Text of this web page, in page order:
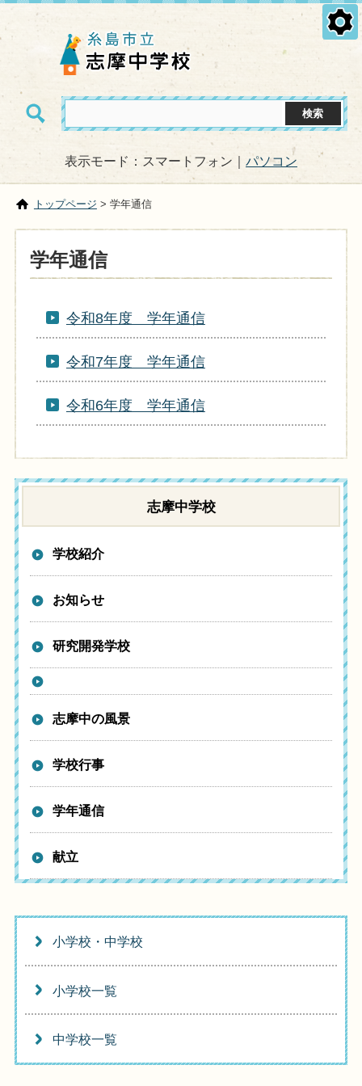
表示モード：スマートフォン｜ パソコン
トップページ > 学年通信
学年通信
令和8年度 学年通信
令和7年度 学年通信
令和6年度 学年通信
志摩中学校
学校紹介
お知らせ
研究開発学校
志摩中の風景
学校行事
学年通信
献立
小学校・中学校
小学校一覧
中学校一覧